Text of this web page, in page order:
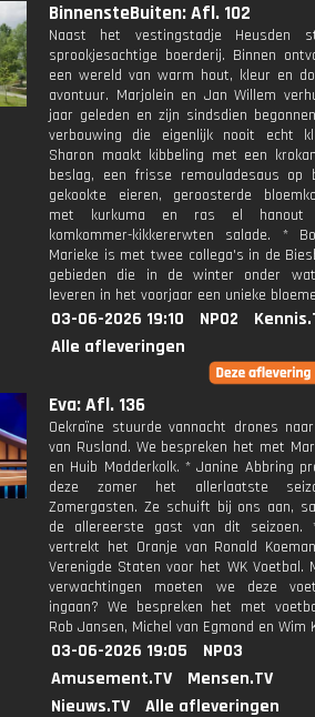
BinnensteBuiten: Afl. 102
Naast het vestingstadje Heusden
sprookjesachtige boerderij. Binnen
een wereld van warm hout, kleur en
avontuur. Marjolein en Jan Willem
jaar geleden en zijn sindsdien
verbouwing die eigenlijk nooit echt
Sharon maakt kibbeling met een
beslag, een frisse remouladesaus op
gekookte eieren, geroosterde
met kurkuma en ras el hanout
komkommer-kikkererwten salade. *
Marieke is met twee collega's in de
gebieden die in de winter onder
leveren in het voorjaar een unieke
03-06-2026 19:10 NPO2
Alle afleveringen
Eva: Afl. 136
Oekraïne stuurde vannacht drones
van Rusland. We bespreken het met
en Huib Modderkolk. * Janine Abbring
deze zomer het allerlaatste
Zomergasten. Ze schuift bij ons aan,
de allereerste gast van dit seizoen.
vertrekt het Oranje van Ronald
Verenigde Staten voor het WK Voetbal.
verwachtingen moeten we deze
ingaan? We bespreken het met
Rob Jansen, Michel van Egmond en Wim
03-06-2026 19:05
NPO3
Amusement.TV
Mensen.TV
Nieuws.TV
Alle afleveringen